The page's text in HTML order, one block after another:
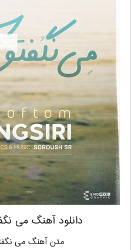
دانلود آهنگ می
متن آهنگ می